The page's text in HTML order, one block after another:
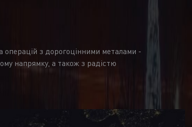
операцій з дорогоцінними металами -
напрямку, а також з радістю